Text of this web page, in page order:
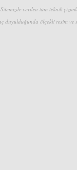
Sitemizde verilen tüm teknik
duyulduğunda ölçekli resim ve